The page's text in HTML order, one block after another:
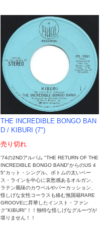
THE INCREDIBLE BONGO BAN
D / KIBURI (7")
売り切れ
'74の2NDアルバム "THE RETURN OF THE
INCREDIBLE BONGO BAND"からのUS 4
5"カット・シングル。ボトムの太いベー
ス・ラインを中心に哀愁感あるオルガン、
ラテン風味のカウベルやパーカッション、
怪しげな女性コーラスも絡む無国籍RARE
GROOVEに昇華したインスト・ファン
ク"KIBURI"！！独特な怪しげなグルーヴが
堪りません！！